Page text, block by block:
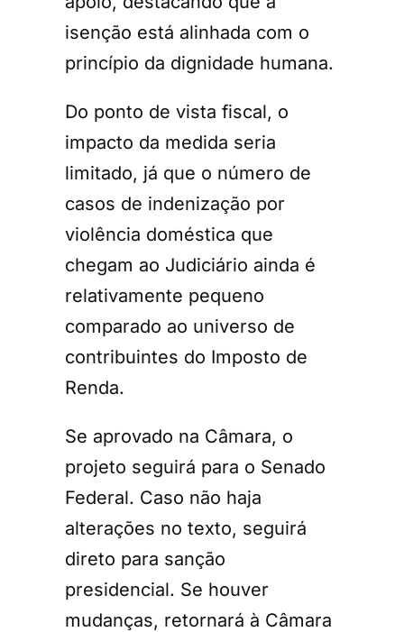
isenção está alinhada com o
princípio da dignidade humana.
Do ponto de vista fiscal, o
impacto da medida seria
limitado, já que o número de
casos de indenização por
violência doméstica que
chegam ao Judiciário ainda é
relativamente pequeno
comparado ao universo de
contribuintes do Imposto de
Renda.
Se aprovado na Câmara, o
projeto seguirá para o Senado
Federal. Caso não haja
alterações no texto, seguirá
direto para sanção
presidencial. Se houver
mudanças, retornará à Câmara